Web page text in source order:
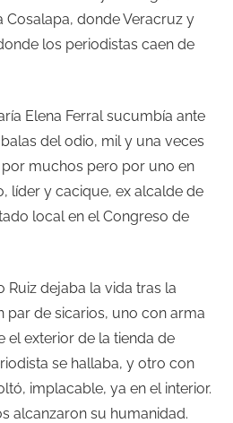
donde Veracruz y
los periodistas caen de
Elena Ferral sucumbía ante
del odio, mil y una veces
muchos pero por uno en
líder y cacique, ex alcalde de
local en el Congreso de
Ruiz dejaba la vida tras la
par de sicarios, uno con arma
el exterior de la tienda de
se hallaba, y otro con
implacable, ya en el interior.
alcanzaron su humanidad.